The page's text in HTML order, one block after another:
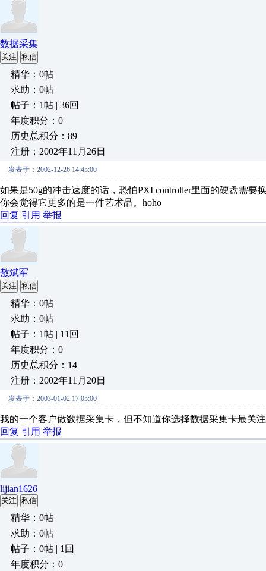
数据采集
关注 私信
精华：0帖
求助：0帖
帖子：1帖 | 36回
年度积分：0
历史总积分：89
注册：2002年11月26日
发表于：2002-12-26 14:45:00
如果是50g的冲击速度的话，恐怕PXI controller里面的硬盘需要
你会觉得它更多的是一件艺术品。hoho
回复 引用 举报
敖斌军
关注 私信
精华：0帖
求助：0帖
帖子：1帖 | 11回
年度积分：0
历史总积分：14
注册：2002年11月20日
发表于：2003-01-02 17:05:00
我的一个客户做数据采集卡，但不知道你选择数据采集卡最关
回复 引用 举报
lijian1626
关注 私信
精华：0帖
求助：0帖
帖子：0帖 | 1回
年度积分：0